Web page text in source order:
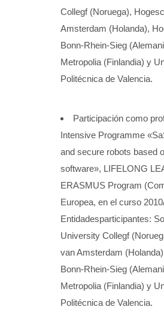
Collegf (Noruega),
Amsterdam (Holanda),
Bonn-Rhein-Sieg
Metropolia (Finlandia) y
Politécnica de Valencia.
Participación como
Intensive Programme
and secure robots based
software», LIFELONG
ERASMUS Program
Europea, en el curso
Entidadesparticipantes:
University Collegf
van Amsterdam
Bonn-Rhein-Sieg
Metropolia (Finlandia) y
Politécnica de Valencia.